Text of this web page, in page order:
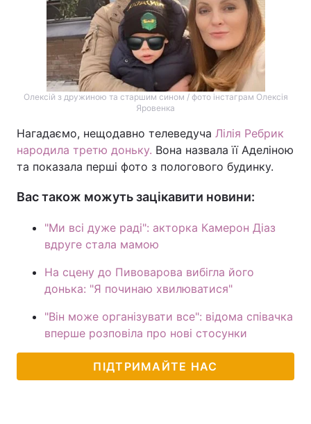
Олексій з дружиною та старшим сином / фото інстаграм Олексія
Яровенка
Нагадаємо, нещодавно телеведуча Лілія Ребрик
народила третю доньку. Вона назвала її Аделіною
та показала перші фото з пологового будинку.
Вас також можуть зацікавити новини:
"Ми всі дуже раді": акторка Камерон Діаз
вдруге стала мамою
На сцену до Пивоварова вибігла його
донька: "Я починаю хвилюватися"
"Він може організувати все": відома співачка
вперше розповіла про нові стосунки
ПІДТРИМАЙТЕ НАС